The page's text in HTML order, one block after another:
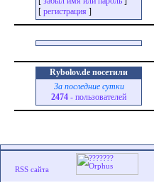
[ регистрация ]
Rybolov.de посетили
За последние сутки
2474 - пользователей